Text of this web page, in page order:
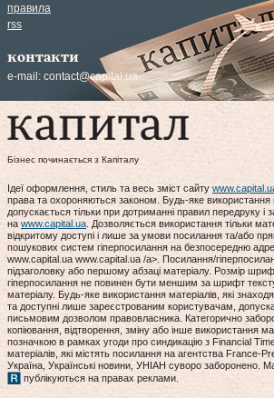
правила
rss
контакти
e-mail: contact@capital.ua
Бізнес починається з Капіталу
Ідеї оформлення, стиль та весь зміст сайту
права та охороняються законом. Будь-яке використання
допускається тільки при дотриманні правил передруку і
на www.capital.ua. Дозволяється використання тільки
відкритому доступі і лише за умови посилання та/або
пошукових систем гіперпосилання на безпосередню
www.capital.ua www.capital.ua /a>. Посилання/
підзаголовку або першому абзаці матеріалу. Розмір
гіперпосилання не повинен бути меншим за шрифт
матеріалу. Будь-яке використання матеріалів, які
та доступні лише зареєстрованим користувачам,
письмовим дозволом правовласника. Категорично
копіювання, відтворення, зміну або інше використання
позначкою в рамках угоди про синдикацію з Financial
матеріалів, які містять посилання на агентства France-
Україна, Українські новини, УНІАН суворо заборонено.
публікуються на правах реклами.